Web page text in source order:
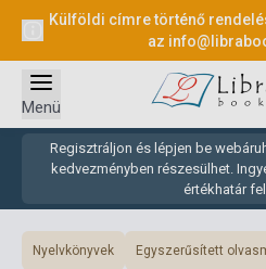
Külföldi címre történő
az
Regisztráljon és lépjen be
kedvezményben részesülhet.
értékhatár
Menü
Nyelvkönyvek Egyszerűsített